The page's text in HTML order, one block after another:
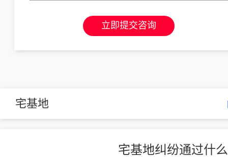
立即提交咨询
宅基地
宅基地纠纷通过什